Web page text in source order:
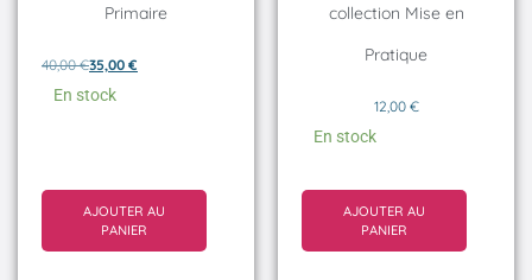
Primaire
40,00€35,00 €
En stock
AJOUTER AU
PANIER
collection Mise en
Pratique
12,00 €
En stock
AJOUTER AU
PANIER